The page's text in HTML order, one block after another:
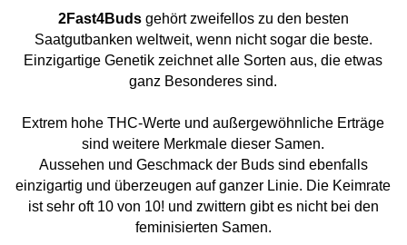
2Fast4Budsgehörtzweifelloszu den besten
Saatgutbanken weltweit, wenn nichtsogardie beste.
Einzigartige Genetik zeichnet alle Sorten aus, die etwas
ganz Besonderes sind.
Extrem hohe THC-Werte undaußergewöhnliche Erträge
sind weitere Merkmale dieser Samen.
Aussehen und Geschmackder Buds sind ebenfalls
einzigartig und überzeugen auf ganzer Linie. Die Keimrate
ist sehr oft 10 von 10! und zwittern gibt es nicht bei den
feminisierten Samen.